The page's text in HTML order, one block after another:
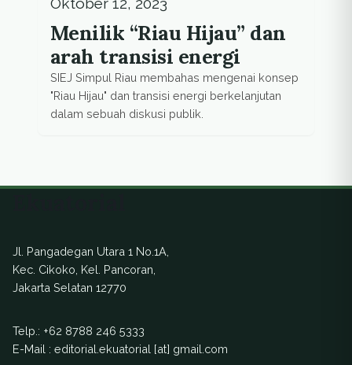
Menilik “Riau Hijau” dan
arah transisi energi
SIEJ Simpul Riau membahas mengenai konsep
"Riau Hijau" dan transisi energi berkelanjutan
dalam sebuah diskusi publik.
Jl. Pangadegan Utara 1 No.1A,
Kec. Cikoko, Kel. Pancoran,
Jakarta Selatan 12770
Telp.: +62 8788 246 5333
E-Mail : editorial.ekuatorial [at] gmail.com